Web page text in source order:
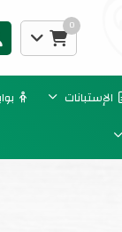
0
الإستبانات